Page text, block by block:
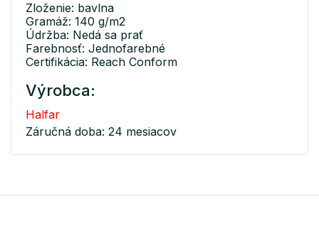
Zloženie: bavlna
Gramáž: 140 g/m2
Údržba: Nedá sa prať
Farebnosť: Jednofarebné
Certifikácia: Reach Conform
Výrobca:
Halfar
Záručná doba: 24 mesiacov